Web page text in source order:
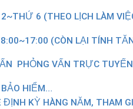
6 (THEO LỊCH LÀM
8:00~17:00 (CÒN LẠI TÍNH
PHỎNG VẤN TRỰC
BẢO HIỂM…
KỲ HÀNG NĂM, THAM